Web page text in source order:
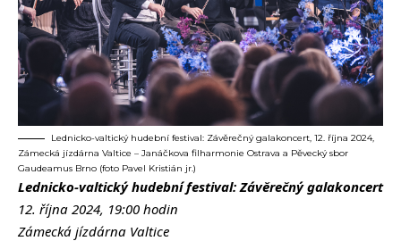
Lednicko-valtický hudební festival: Závěrečný galakoncert, 12. října 2024,
Zámecká jízdárna Valtice – Janáčkova filharmonie Ostrava a Pěvecký sbor
Gaudeamus Brno (foto Pavel Kristián jr.)
Lednicko-valtický hudební festival: Závěrečný galakoncert
12. října 2024, 19:00 hodin
Zámecká jízdárna Valtice